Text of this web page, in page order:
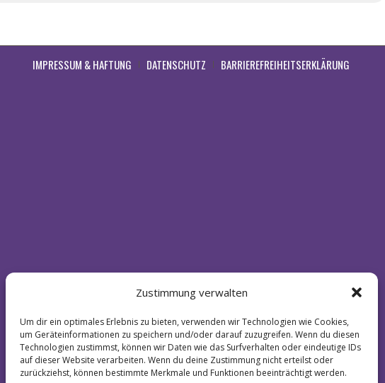
Zustimmung verwalten
Um dir ein optimales Erlebnis zu bieten, verwenden wir Technologien wie Cookies,
um Geräteinformationen zu speichern und/oder darauf zuzugreifen. Wenn du diesen
Technologien zustimmst, können wir Daten wie das Surfverhalten oder eindeutige IDs
auf dieser Website verarbeiten. Wenn du deine Zustimmung nicht erteilst oder
zurückziehst, können bestimmte Merkmale und Funktionen beeinträchtigt werden.
IMPRESSUM & HAFTUNG DATENSCHUTZ BARRIEREFREIHEITSERKLÄRUNG